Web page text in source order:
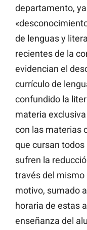
departamento,
de lenguas y
recientes de la
evidencian el
currículo de
confundido la
materia
con las materias
que cursan todos
sufren la
través del mismo
motivo, sumado
horaria de estas
enseñanza del